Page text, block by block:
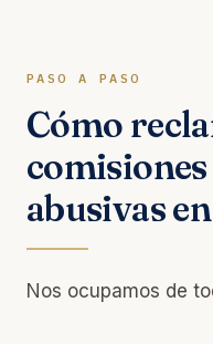
PASO A PASO
Cómo
abusivas
Nos ocupamos de